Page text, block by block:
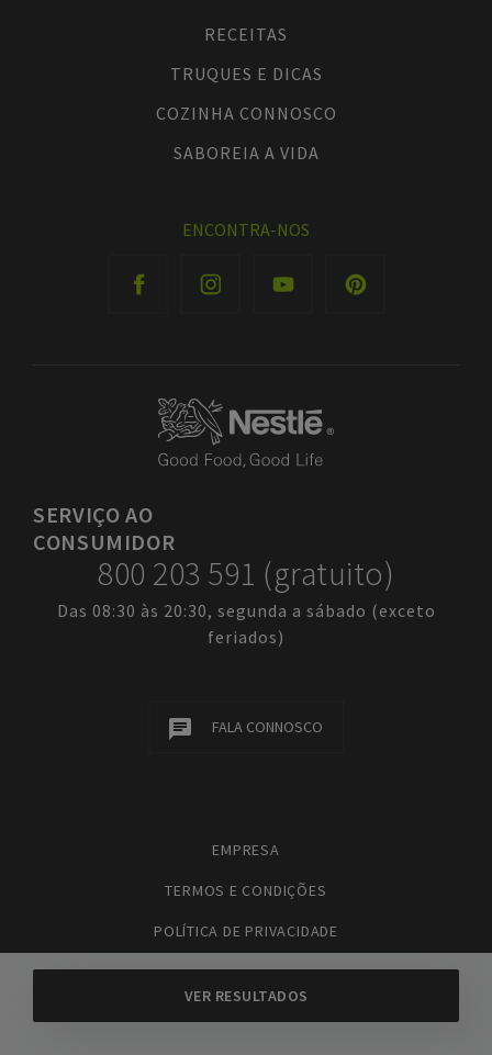
RECEITAS
TRUQUES E DICAS
COZINHA CONNOSCO
SABOREIA A VIDA
ENCONTRA-NOS
SERVIÇOAO
CONSUMIDOR
800 203 591 (gratuito)
Das 08:30 às 20:30, segunda a sábado (exceto
feriados)
FALA CONNOSCO
EMPRESA
TERMOS E CONDIÇÕES
POLÍTICA DE PRIVACIDADE
POLÍTICA DE COOKIES